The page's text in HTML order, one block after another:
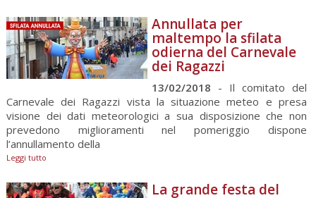
Leggi tutto
Annullata per
maltempo la sfilata
odierna del Carnevale
dei Ragazzi
13/02/2018- Il comitato del
Carnevale dei Ragazzi vista la situazione meteo e presa
visione dei dati meteorologici a sua disposizione che non
prevedono miglioramenti nel pomeriggio dispone
Leggi tutto